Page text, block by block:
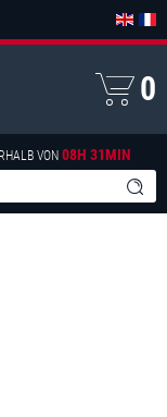
VON 08H 31MIN
0